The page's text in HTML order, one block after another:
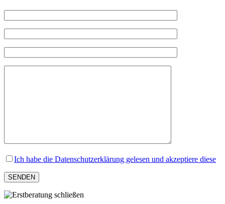
Ich habe die Datenschutzerklärung gelesen und akzeptiere diese